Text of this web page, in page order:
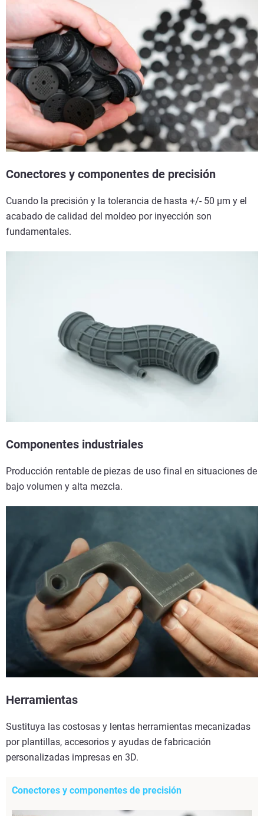
Conectores y componentes de precisión
Cuando la precisión y la tolerancia de hasta +/- 50 µm y el
acabado de calidad del moldeo por inyección son
fundamentales.
Componentes industriales
Producción rentable de piezas de uso final en situaciones de
bajo volumen y alta mezcla.
Herramientas
Sustituya las costosas y lentas herramientas mecanizadas
por plantillas, accesorios y ayudas de fabricación
personalizadas impresas en 3D.
Conectores y componentes de precisión